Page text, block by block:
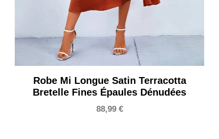
Robe Mi Longue Satin Terracotta
Bretelle Fines Épaules Dénudées
88,99 €